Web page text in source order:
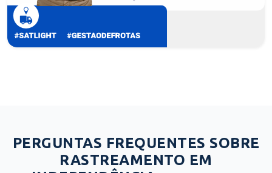
PERGUNTAS FREQUENTES SOBRE
RASTREAMENTO EM